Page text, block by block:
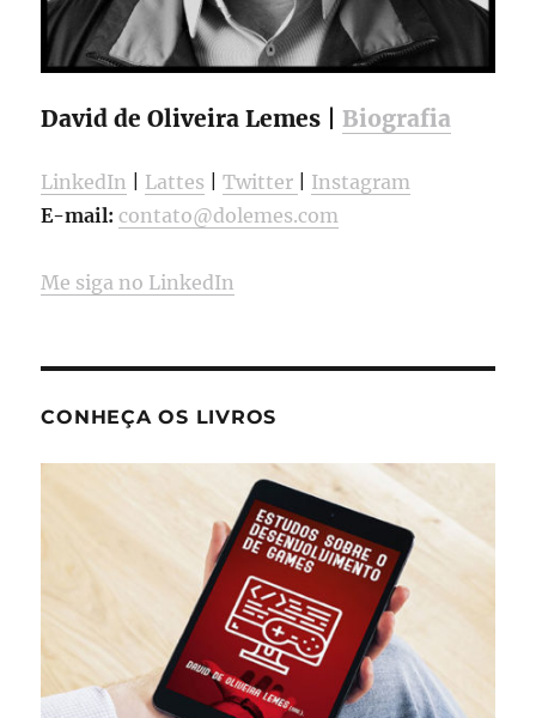
David de Oliveira Lemes |Biografia
LinkedIn Lattes |Twitter
Instagram
E-mail: contato@dolemes.com
Me siga no LinkedIn
CONHEÇA OS LIVROS